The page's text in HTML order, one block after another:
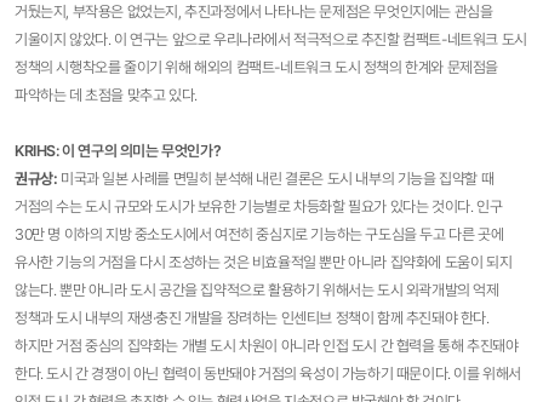
거뒀는지, 부작용은 없었는지, 추진과정에서 나타나는 문제점은 무엇인지에는 관심을
기울이지 않았다. 이 연구는 앞으로 우리나라에서 적극적으로 추진할 컴팩트-네트워크 도시
정책의 시행착오를 줄이기 위해 해외의 컴팩트-네트워크 도시 정책의 한계와 문제점을
파악하는 데 초점을 맞추고 있다.
KRIHS: 이 연구의 의미는 무엇인가?
권규상: 미국과 일본 사례를 면밀히 분석해 내린 결론은 도시 내부의 기능을 집약할 때
거점의 수는 도시 규모와 도시가 보유한 기능별로 차등화할 필요가 있다는 것이다. 인구
30만 명 이하의 지방 중소도시에서 여전히 중심지로 기능하는 구도심을 두고 다른 곳에
유사한 기능의 거점을 다시 조성하는 것은 비효율적일 뿐만 아니라 집약화에 도움이 되지
않는다. 뿐만 아니라 도시 공간을 집약적으로 활용하기 위해서는 도시 외곽개발의 억제
정책과 도시 내부의 재생·충진 개발을 장려하는 인센티브 정책이 함께 추진돼야 한다.
하지만 거점 중심의 집약화는 개별 도시 차원이 아니라 인접 도시 간 협력을 통해 추진돼야
한다. 도시 간 경쟁이 아닌 협력이 동반돼야 거점의 육성이 가능하기 때문이다. 이를 위해서